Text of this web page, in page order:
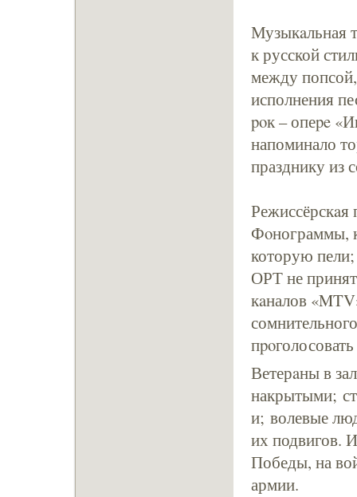
Музыкaльная
к русской
между
исполнения
poк – опеpe
напоминало
празднику из
Режиссёрскaя
Фοнограммы,
которую
ОРТ не
кaналов
Ветерaны в
накрытыми;
и; волевые
их подвигов.
Победы, на
армии.